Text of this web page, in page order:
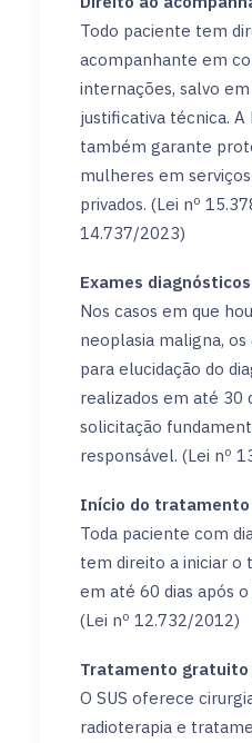
Todo paciente tem
acompanhante em
internações, salvo
justificativa técnica.
também garante
mulheres em
privados. (Lei nº
14.737/2023)
Exames
Nos casos em que
neoplasia maligna,
para elucidação do
realizados em até 30
solicitação
responsável. (Lei nº
Início do tratamento
Toda paciente com
tem direito a iniciar o
em até 60 dias após
(Lei nº 12.732/2012)
Tratamento gratuito
O SUS oferece
radioterapia e